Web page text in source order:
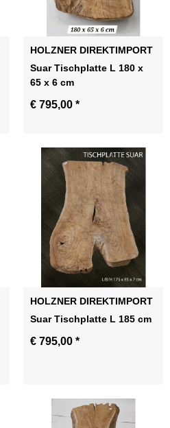
HOLZNER DIREKTIMPORT
Suar Tischplatte L 180 x
65 x 6 cm
€ 795,00 *
HOLZNER DIREKTIMPORT
Suar Tischplatte L 185 cm
€ 795,00 *